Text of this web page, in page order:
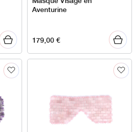
Aventurine
179,00€